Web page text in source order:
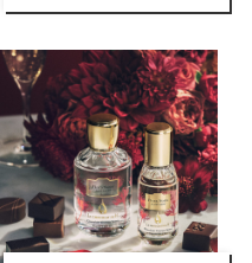
ン ア デート」は夕暮れのエ
させる香り